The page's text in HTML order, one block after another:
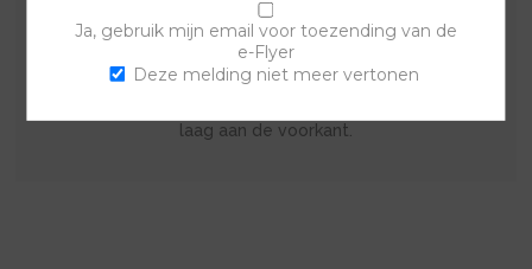
Met deze sierring en een van de banden kan je zelf je
eigen horloge samenstellen. De lyric sierring bestaat uit
laag aan de voorkant.
Ja, gebruik mijn email voor toezending van de
e-Flyer
Deze melding niet meer vertonen